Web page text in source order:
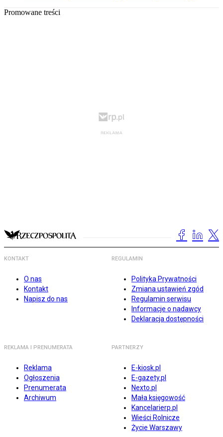
Promowane treści
KONTAKT
O nas
Kontakt
Napisz do nas
REGULAMIN
Polityka Prywatności
Zmiana ustawień zgód
Regulamin serwisu
Informacje o nadawcy
Deklaracja dostępności
REKLAMA I PRENUMERATA
Reklama
Ogłoszenia
Prenumerata
Archiwum
PARTNERZY
E-kiosk.pl
E-gazety.pl
Nexto.pl
Mała księgowość
Kancelarierp.pl
Wieści Rolnicze
Życie Warszawy